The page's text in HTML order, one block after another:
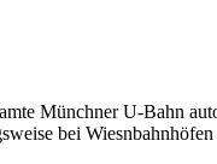
Münchner U-Bahn
bei